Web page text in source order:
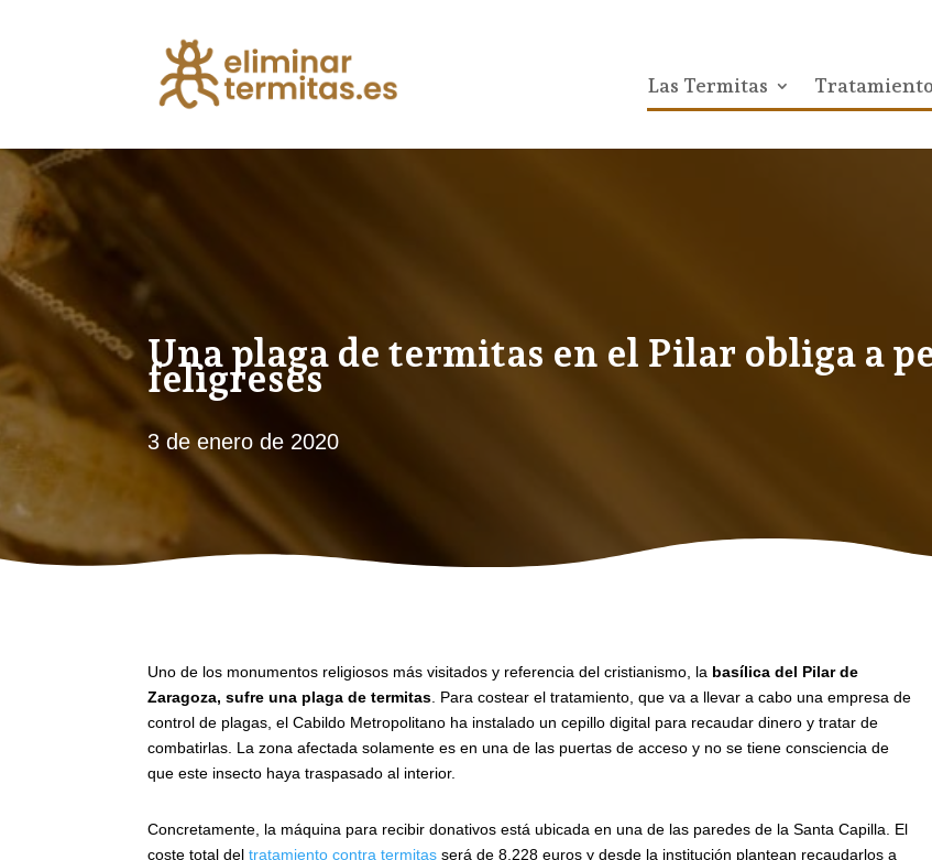
Las Termitas
Una plaga de termitas en el Pilar obliga a
feligreses
3 de enero de 2020
Uno de los monumentos religiosos más visitados y referencia del cristianismo, la basílica del Pilar de
Zaragoza, sufre una plaga de termitas . Para costear el tratamiento, que va a llevar a cabo una empresa de
control de plagas, el Cabildo Metropolitano ha instalado un cepillo digital para recaudar dinero y tratar de
combatirlas. La zona afectada solamente es en una de las puertas de acceso y no se tiene consciencia de
que este insecto haya traspasado al interior.
Concretamente, la máquina para recibir donativos está ubicada en una de las paredes de la Santa Capilla. El
coste total deltratamiento contra termitas será de 8.228 euros y desde la institución plantean recaudarlos a